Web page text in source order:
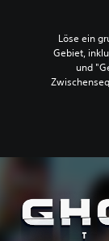
Löse ein
Gebiet,
und